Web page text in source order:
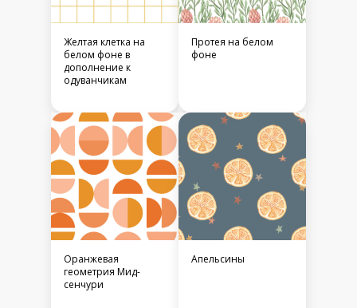
Желтая клетка на
белом фоне в
дополнение к
одуванчикам
Протея на белом
фоне
Оранжевая
геометрия Мид-
сенчури
Апельсины